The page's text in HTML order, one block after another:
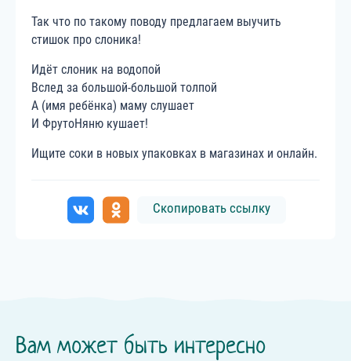
Так что по такому поводу предлагаем выучить
стишок про слоника!
Идёт слоник на водопой
Вслед за большой-большой толпой
А (имя ребёнка) маму слушает
И ФрутоНяню кушает!
Ищите соки в новых упаковках в магазинах и онлайн.
Скопировать ссылку
Вам может быть интересно